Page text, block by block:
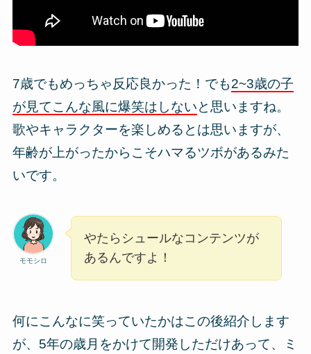
7歳でもめっちゃ反応良かった！でも2~3歳の子
が見てこんな風に爆笑はしないと思いますね。
歌やキャラクターを楽しめるとは思いますが、
年齢が上がったからこそハマるツボがあるみた
いです。
モモシロ
やたらシュールなコンテンツが
あるんですよ！
何にこんなに笑っていたかはこの後紹介します
が、5年の歳月をかけて開発しただけあって、ミ